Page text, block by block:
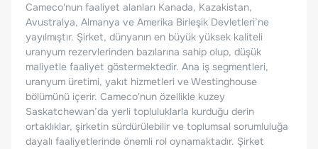
Cameco'nun faaliyet alanları Kanada, Kazakistan,
Avustralya, Almanya ve Amerika Birleşik Devletleri’ne
yayılmıştır. Şirket, dünyanın en büyük yüksek kaliteli
uranyum rezervlerinden bazılarına sahip olup, düşük
maliyetle faaliyet göstermektedir. Ana iş segmentleri,
uranyum üretimi, yakıt hizmetleri ve Westinghouse
bölümünü içerir. Cameco'nun özellikle kuzey
Saskatchewan’da yerli topluluklarla kurduğu derin
ortaklıklar, şirketin sürdürülebilir ve toplumsal sorumluluğa
dayalı faaliyetlerinde önemli rol oynamaktadır. Şirket